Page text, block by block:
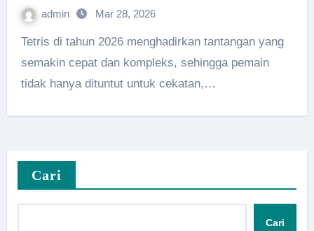
admin Mar 28, 2026
Tetris di tahun 2026 menghadirkan tantangan yang
semakin cepat dan kompleks, sehingga pemain
tidak hanya dituntut untuk cekatan,…
Cari
Cari